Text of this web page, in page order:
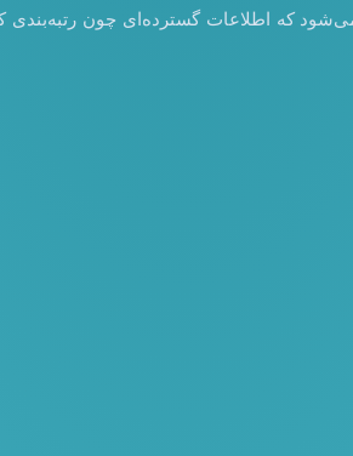
که اطلاعات گسترده‌ای چون رتبه‌بندی